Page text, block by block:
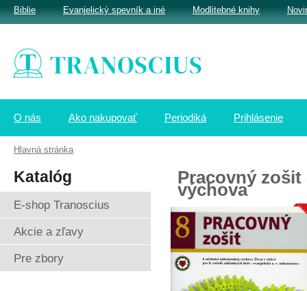
O nás Ako nakupovať Periodiká Prihlásenie
Pracovný zošit
výchova
Katalóg
E-shop Tranoscius
Akcie a zľavy
Pre zbory
Biblie Evanjelický spevník a iné Modlitebné knihy
Hlavná stránka